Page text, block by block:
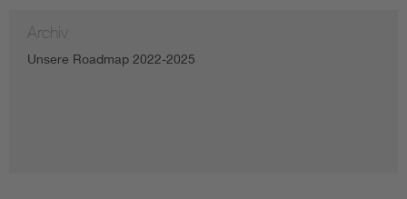
Archiv
Unsere Roadmap 2022-2025